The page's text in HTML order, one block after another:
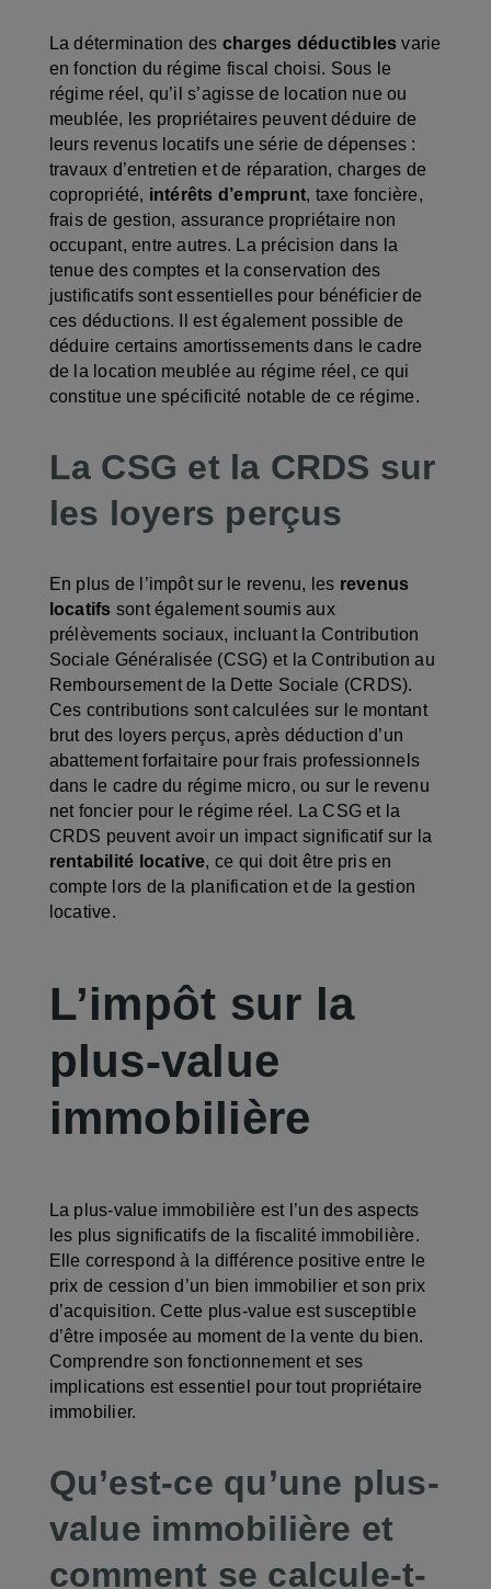
La détermination des charges déductibles varie
en fonction du régime fiscal choisi. Sous le
régime réel, qu’il s’agisse de location nue ou
meublée, les propriétaires peuvent déduire de
leurs revenus locatifs une série de dépenses :
travaux d’entretien et de réparation, charges de
copropriété, intérêts d’emprunt, taxe foncière,
frais de gestion, assurance propriétaire non
occupant, entre autres. La précision dans la
tenue des comptes et la conservation des
justificatifs sont essentielles pour bénéficier de
ces déductions. Il est également possible de
déduire certains amortissements dans le cadre
de la location meublée au régime réel, ce qui
constitue une spécificité notable de ce régime.
La CSG et la CRDS sur
les loyers perçus
En plus de l’impôt sur le revenu, les revenus
locatifs sont également soumis aux
prélèvements sociaux, incluant la Contribution
Sociale Généralisée (CSG) et la Contribution au
Remboursement de la Dette Sociale (CRDS).
Ces contributions sont calculées sur le montant
brut des loyers perçus, après déduction d’un
abattement forfaitaire pour frais professionnels
dans le cadre du régime micro, ou sur le revenu
net foncier pour le régime réel. La CSG et la
CRDS peuvent avoir un impact significatif sur la
rentabilité locative, ce qui doit être pris en
compte lors de la planification et de la gestion
locative.
L’impôt sur la
plus-value
immobilière
La plus-value immobilière est l’un des aspects
les plus significatifs de la fiscalité immobilière.
Elle correspond à la différence positive entre le
prix de cession d’un bien immobilier et son prix
d’acquisition. Cette plus-value est susceptible
d’être imposée au moment de la vente du bien.
Comprendre son fonctionnement et ses
implications est essentiel pour tout propriétaire
immobilier.
Qu’est-ce qu’une plus-
value immobilière et
comment se calcule-t-